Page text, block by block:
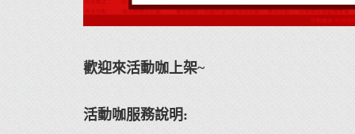
歡迎來活動咖上架~
活動咖服務說明: